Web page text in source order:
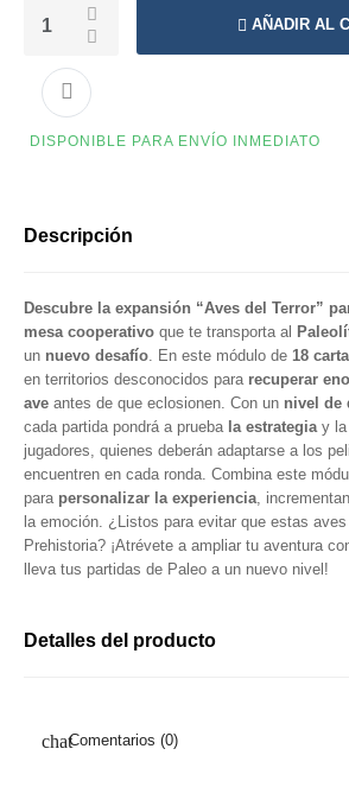
AÑADIR AL
DISPONIBLE PARA ENVÍO INMEDIATO
Descripción
Descubre la expansión “Aves del Terror”
mesa cooperativo que te transporta al
un nuevo desafío. En este módulo de 18
en territorios desconocidos para recuperar
ave antes de que eclosionen. Con un nivel de
cada partida pondrá a prueba la estrategiay la
jugadores, quienes deberán adaptarse a los
encuentren en cada ronda. Combina este
para personalizar la experiencia,
la emoción. ¿Listos para evitar que estas
Prehistoria? ¡Atrévete a ampliar tu aventura
lleva tus partidas de Paleo a un nuevo nivel!
Detalles del producto
Comentarios (0)